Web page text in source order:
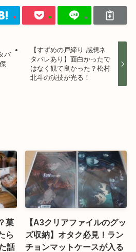
バ
【すずめの戸締り 感想ネ
タバレあり】面白かったで
はなく観て良かった？松村
北斗の演技が光る！
菓
ら
話
【A3クリアファイルのグッ
ズ収納】オタク必見！ラン
チョンマットケースが入る